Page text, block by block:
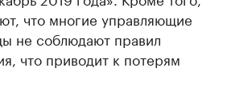
что многие управляющие
не соблюдают правил
что приводит к потерям